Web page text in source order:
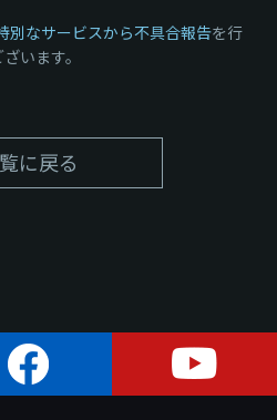
別なサービスから不具合報告を行
います。
に戻る